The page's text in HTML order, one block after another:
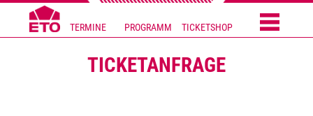
TERMINE PROGRAMM TICKETSHOP
TICKETANFRAGE